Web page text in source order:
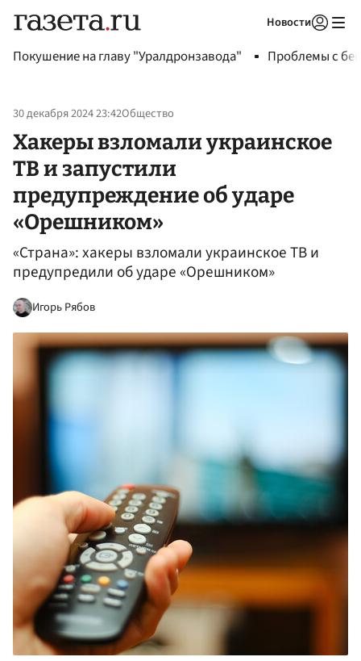
Новости
Покушение на главу "Уралдронзавода" Проблемы с
30 декабря 2024 23:42Общество
Хакеры взломали украинское
ТВ и запустили
предупреждение об ударе
«Орешником»
«Страна»: хакеры взломали украинское ТВ и
предупредили об ударе «Орешником»
Игорь Рябов